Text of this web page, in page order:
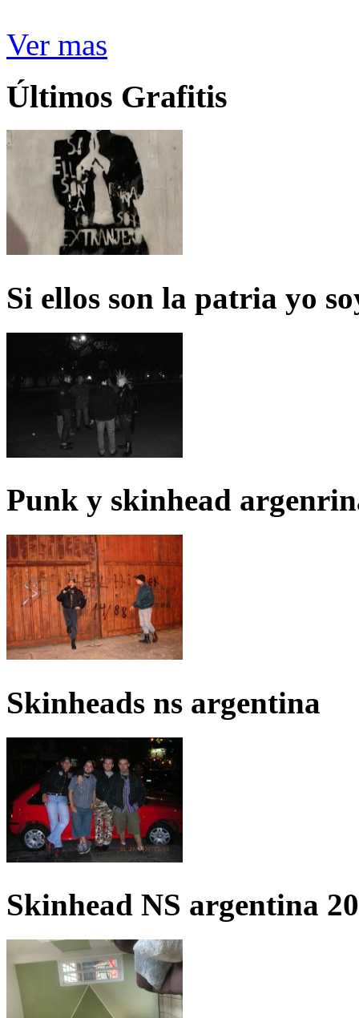
Ver mas
Últimos Grafitis
Si ellos son la patria yo
Punk y skinhead
Skinheads ns argentina
Skinhead NS argentina